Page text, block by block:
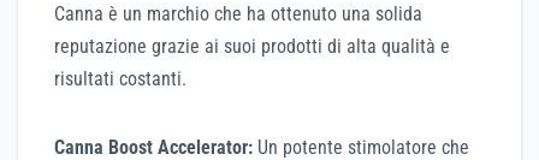
Canna è un marchio che ha ottenuto una solida
reputazione grazie ai suoi prodotti di alta qualità e
risultati costanti.
Canna Boost Accelerator: Un potente stimolatore che